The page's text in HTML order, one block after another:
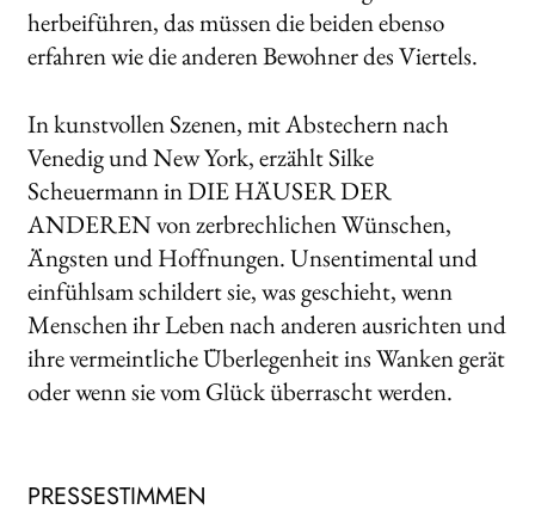
herbeiführen, das müssen die beiden ebenso
erfahren wie die anderen Bewohner des Viertels.
In kunstvollen Szenen, mit Abstechern nach
Venedig und New York, erzählt Silke
Scheuermann in DIE HÄUSER DER
ANDEREN von zerbrechlichen Wünschen,
Ängsten und Hoffnungen. Unsentimental und
einfühlsam schildert sie, was geschieht, wenn
Menschen ihr Leben nach anderen ausrichten und
ihre vermeintliche Überlegenheit ins Wanken gerät
oder wenn sie vom Glück überrascht werden.
PRESSESTIMMEN